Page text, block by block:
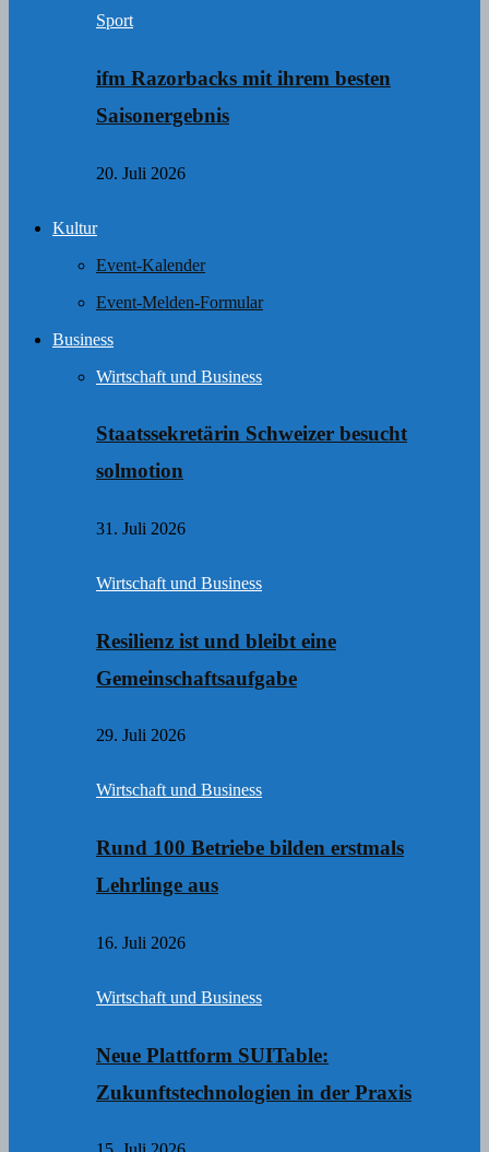
Sport
ifm Razorbacks mit ihrem besten
Saisonergebnis
20. Juli 2026
Kultur
Event-Kalender
Event-Melden-Formular
Business
Wirtschaft und Business
Staatssekretärin Schweizer besucht
solmotion
31. Juli 2026
Wirtschaft und Business
Resilienz ist und bleibt eine
Gemeinschaftsaufgabe
29. Juli 2026
Wirtschaft und Business
Rund 100 Betriebe bilden erstmals
Lehrlinge aus
16. Juli 2026
Wirtschaft und Business
Neue Plattform SUITable:
Zukunftstechnologien in der Praxis